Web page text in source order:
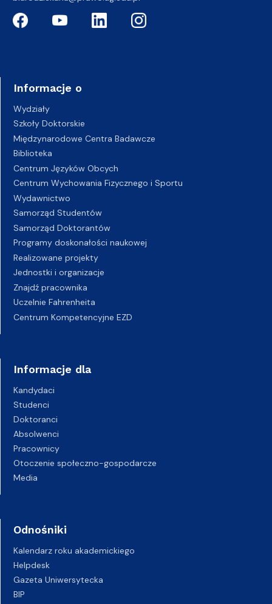
Informacje o
Wydziały
Szkoły Doktorskie
Międzynarodowe Centra Badawcze
Biblioteka
Centrum Języków Obcych
Centrum Wychowania Fizycznego i Sportu
Wydawnictwo
Samorząd Studentów
Samorząd Doktorantów
Programy doskonałości naukowej
Realizowane projekty
Jednostki i organizacje
Znajdź pracownika
Uczelnie Fahrenheita
Centrum Kompetencyjne EZD
Informacje dla
Kandydaci
Studenci
Doktoranci
Absolwenci
Pracownicy
Otoczenie społeczno-gospodarcze
Media
Odnośniki
Kalendarz roku akademickiego
Helpdesk
Gazeta Uniwersytecka
BIP